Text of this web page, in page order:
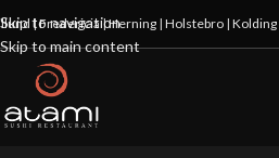
Skip to navigation
Skip to main content
|Fredericia|Herning | Holstebro | Kolding